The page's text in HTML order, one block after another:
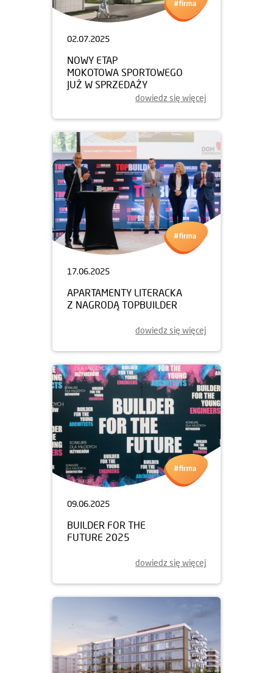
02.07.2025
NOWY ETAP
MOKOTOWA SPORTOWEGO
JUŻ W SPRZEDAŻY
dowiedz się więcej
17.06.2025
APARTAMENTY LITERACKA
Z NAGRODĄ TOPBUILDER
dowiedz się więcej
09.06.2025
BUILDER FOR THE
FUTURE 2025
dowiedz się więcej